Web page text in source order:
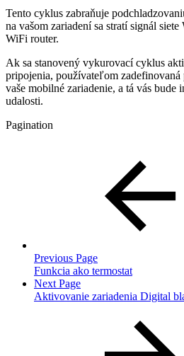
Tento cyklus zabraňuje
na vašom zariadení sa stratí signál
WiFi router.
Ak sa stanovený vykurovací cyklus
pripojenia, používateľom zadefinovaná
vaše mobilné zariadenie, a tá vás
udalosti.
Pagination
Previous Page
Funkcia ako termostat
Next Page
Aktivovanie zariadenia Digital